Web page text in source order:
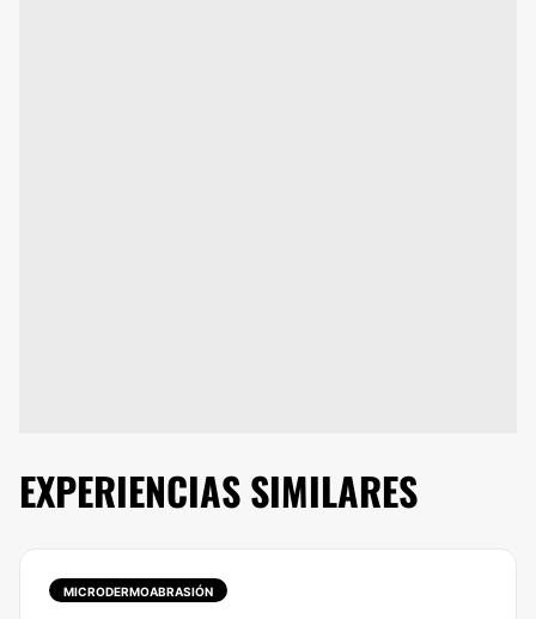
EXPERIENCIAS SIMILARES
MICRODERMOABRASIÓN